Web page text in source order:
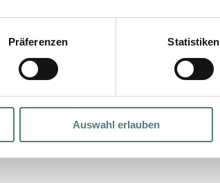
Präferenzen Statistiken
Auswahl erlauben